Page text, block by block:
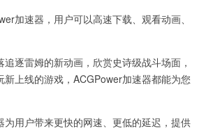
速器，用户可以高速下载、观看动画、
逐雷姆的新动画，欣赏史诗级战斗场面，
新上线的游戏，ACGPower加速器都能为您
用户带来更快的网速、更低的延迟，提供